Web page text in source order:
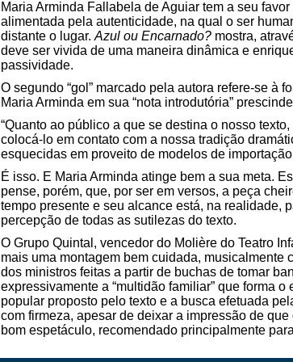
Maria Arminda Fallabela de Aguiar tem a seu
alimentada pela autenticidade, na qual o ser
distante o lugar. Azul ou Encarnado? mostra,
deve ser vivida de uma maneira dinâmica e
passividade.
O segundo “gol” marcado pela autora refere-se à
Maria Arminda em sua “nota introdutória”
“Quanto ao público a que se destina o nosso
colocá-lo em contato com a nossa tradição
esquecidas em proveito de modelos de
É isso. E Maria Arminda atinge bem a sua meta.
pense, porém, que, por ser em versos, a peça
tempo presente e seu alcance está, na realidade,
percepção de todas as sutilezas do texto.
O Grupo Quintal, vencedor do Molière do Teatro
mais uma montagem bem cuidada,
dos ministros feitas a partir de buchas de tomar
expressivamente a “multidão familiar” que forma
popular proposto pelo texto e a busca efetuada
com firmeza, apesar de deixar a impressão de
bom espetáculo, recomendado principalmente